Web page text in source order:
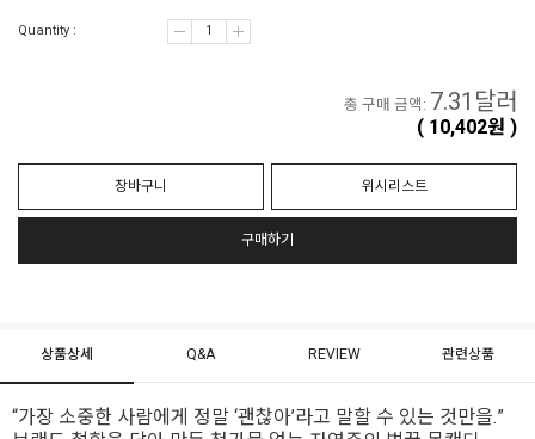
Quantity :
총 구매 금액: 7.31 달러
( 10,402원 )
장바구니 위시리스트
구매하기
상품상세 Q&A REVIEW 관련상품
“가장 소중한 사람에게 정말 ‘괜찮아’라고 말할 수 있는 것만을.”